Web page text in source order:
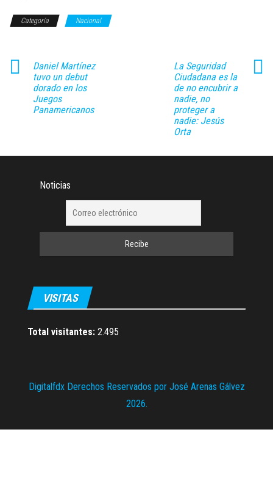
Categoría Nacional
Daniel Martínez
tuvo un debut
dorado en los
Juegos
Panamericanos
La Seguridad
Ciudadana es la
de no encubrir a
nadie, no
proteger a
nadie: Jesús
Orta
Noticias
VISITAS
Total visitantes: 2.495
Digitalfdx Derechos Reservados por José Arenas Gálvez
2026.